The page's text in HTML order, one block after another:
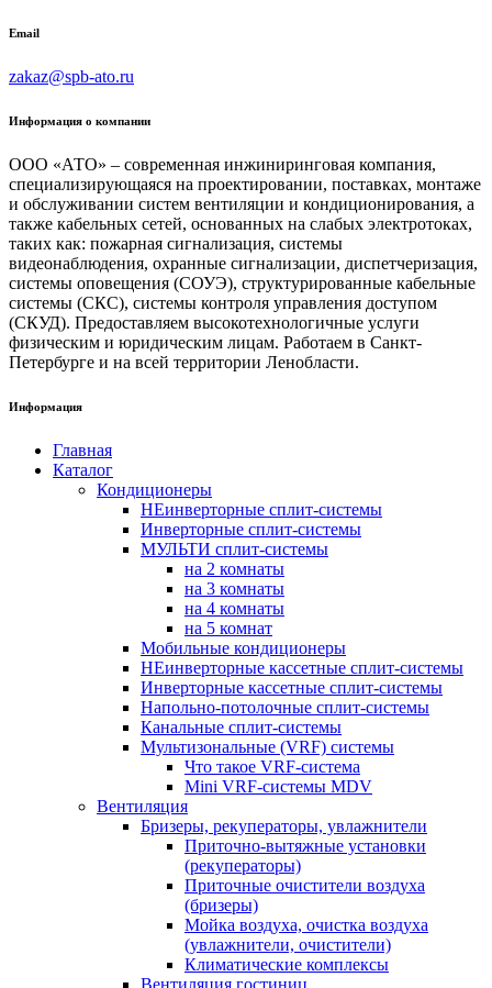
Email
zakaz@spb-ato.ru
Информация о компании
ООО «АТО» – современная инжиниринговая компания,
специализирующаяся на проектировании, поставках, монтаже
и обслуживании систем вентиляции и кондиционирования, а
также кабельных сетей, основанных на слабых электротоках,
таких как: пожарная сигнализация, системы
видеонаблюдения, охранные сигнализации, диспетчеризация,
системы оповещения (СОУЭ), структурированные кабельные
системы (СКС), системы контроля управления доступом
(СКУД). Предоставляем высокотехнологичные услуги
физическим и юридическим лицам. Работаем в Санкт-
Петербурге и на всей территории Ленобласти.
Информация
Главная
Каталог
Кондиционеры
НЕинверторные сплит-системы
Инверторные сплит-системы
МУЛЬТИ сплит-системы
на 2 комнаты
на 3 комнаты
на 4 комнаты
на 5 комнат
Мобильные кондиционеры
НЕинверторные кассетные сплит-системы
Инверторные кассетные сплит-системы
Напольно-потолочные сплит-системы
Канальные сплит-системы
Мультизональные (VRF) системы
Что такое VRF-система
Mini VRF-системы MDV
Вентиляция
Бризеры, рекуператоры, увлажнители
Приточно-вытяжные установки
(рекуператоры)
Приточные очистители воздуха
(бризеры)
Мойка воздуха, очистка воздуха
(увлажнители, очистители)
Климатические комплексы
Вентиляция гостиниц